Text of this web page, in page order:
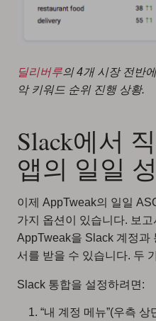
딜리버루의 4개 시장 전반
악 키워드 순위 진행 상황.
Slack에서
앱의 일일
이제 AppTweak의 일일
가지 옵션이 있습니다. 보
AppTweak을 Slack 계정과
서를 받을 수 있습니다. 두
Slack 통합을 설정하려면:
“내 계정 메뉴”(우측